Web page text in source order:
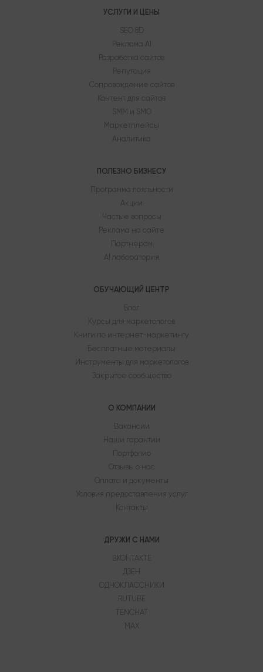
УСЛУГИ И ЦЕНЫ
SEO 8D
Реклама AI
Разработка сайтов
Репутация
Сопровождение сайтов
Контент для сайтов
SMM и SMO
Маркетплейсы
Аналитика
ПОЛЕЗНО БИЗНЕСУ
Программа лояльности
Акции
Частые вопросы
Реклама на сайте
Партнерам
AI лаборатория
ОБУЧАЮЩИЙ ЦЕНТР
Блог
Курсы для маркетологов
Книги по интернет-маркетингу
Бесплатные материалы
Инструменты для маркетологов
Закрытое сообщество
О КОМПАНИИ
Вакансии
Наши гарантии
Портфолио
Отзывы о нас
Оплата и документы
Условия предоставления услуг
Контакты
ДРУЖИ С НАМИ
ВКОНТАКТЕ
ДЗЕН
ОДНОКЛАССНИКИ
RUTUBE
TENCHAT
MAX